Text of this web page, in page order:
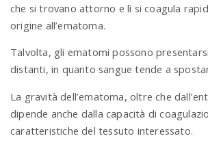
che si trovano attorno e lì si coagula
origine all’ematoma.
Talvolta, gli ematomi possono
distanti, in quanto sangue tende a
La gravità dell’ematoma, oltre che
dipende anche dalla capacità di
caratteristiche del tessuto interessato.